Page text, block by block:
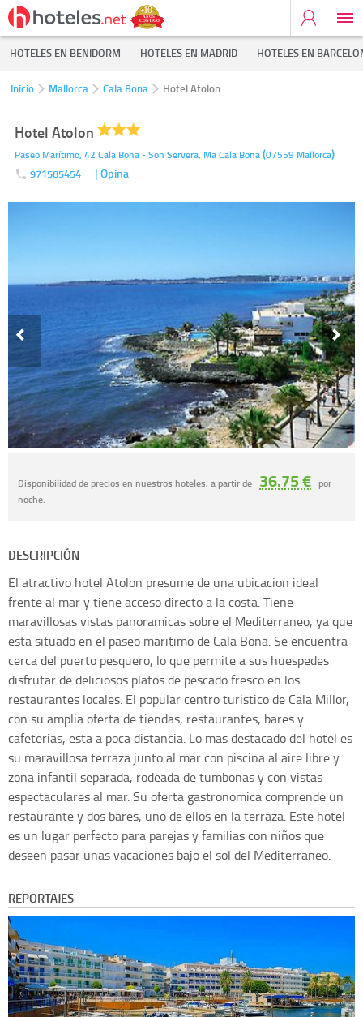
HOTELES EN BENIDORM HOTELES EN MADRID HOTELES EN
Inicio Mallorca Cala Bona Hotel Atolon
Hotel Atolon
Paseo Marítimo, 42 Cala Bona - Son Servera, MaCala Bona(07559 Mallorca)
971585454 | Opina
Disponibilidad de precios en nuestros hoteles, a partir de 36.75 € por
noche.
DESCRIPCIÓN
El atractivo hotel Atolon presume de una ubicacion ideal
frente al mar y tiene acceso directo a la costa. Tiene
maravillosas vistas panoramicas sobre el Mediterraneo, ya que
esta situado en el paseo maritimo de Cala Bona. Se encuentra
cerca del puerto pesquero, lo que permite a sus huespedes
disfrutar de deliciosos platos de pescado fresco en los
restaurantes locales. El popular centro turistico de Cala Millor,
con su amplia oferta de tiendas, restaurantes, bares y
cafeterias, esta a poca distancia. Lo mas destacado del hotel es
su maravillosa terraza junto al mar con piscina al aire libre y
zona infantil separada, rodeada de tumbonas y con vistas
espectaculares al mar. Su oferta gastronomica comprende un
restaurante y dos bares, uno de ellos en la terraza. Este hotel
es un lugar perfecto para parejas y familias con niños que
deseen pasar unas vacaciones bajo el sol del Mediterraneo.
REPORTAJES